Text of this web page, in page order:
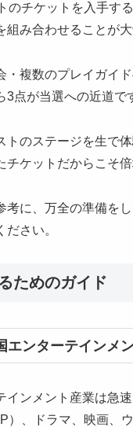
のチケットを入手す
組み合わせることが大
・複数のプレイガイ
3点が当選への近道で
トのステージを生で
チケットだからこそ倍
考に、万全の準備を
さい。
ためのガイド
エンターテインメ
インメント産業は急
）、ドラマ、映画、